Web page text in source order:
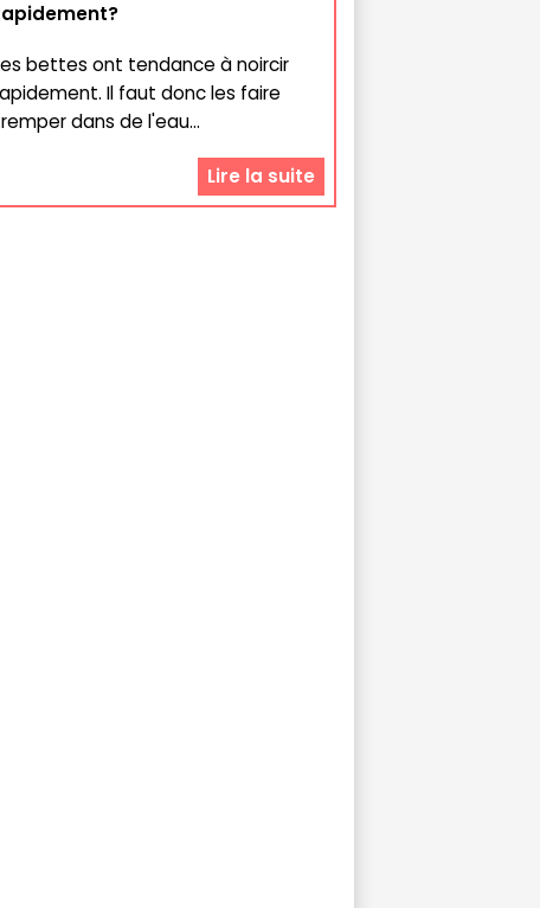
bettes ont tendance à noircir
Il faut donc les faire
dans de l'eau...
Lire la suite